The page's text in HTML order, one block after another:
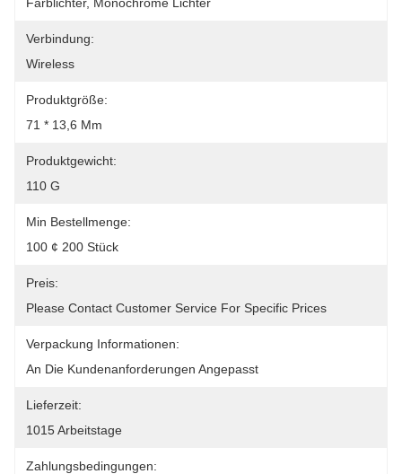
Verbindung:
Wireless
Produktgröße:
71 * 13,6 Mm
Produktgewicht:
110 G
Min Bestellmenge:
100 ¢ 200 Stück
Preis:
Please Contact Customer Service For Specific Prices
Verpackung Informationen:
An Die Kundenanforderungen Angepasst
Lieferzeit:
10­15 Arbeitstage
Zahlungsbedingungen: